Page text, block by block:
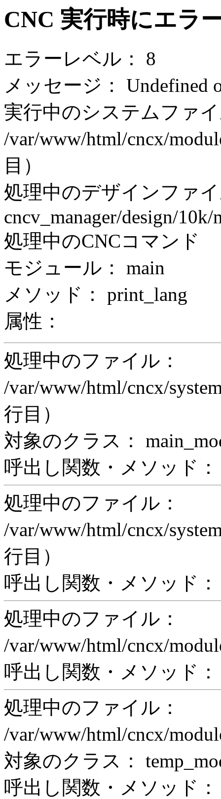
CNC 実行時にエラ
エラーレベル： 8
メッセージ： Undefined
実行中のシステムファ
/var/www/html/cncx/
目）
処理中のデザインファ
cncv_manager/design/10k/
処理中のCNCコマンド
モジュール： main
メソッド： print_lang
属性：
処理中のファイル：
/var/www/html/cncx/
行目）
対象のクラス：
呼出し関数・メソッド：
処理中のファイル：
/var/www/html/cncx/
行目）
呼出し関数・メソッド：
処理中のファイル：
/var/www/html/cncx/
呼出し関数・メソッド：
処理中のファイル：
/var/www/html/cncx/
対象のクラス：
呼出し関数・メソッド：